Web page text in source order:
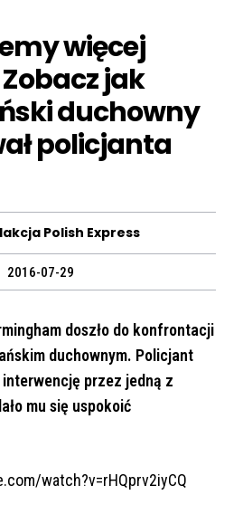
więcej
jak
duchowny
policjanta
Polish Express
2016-07-29
doszło do konfrontacji
duchownym. Policjant
przez jedną z
mu się uspokoić
watch?v=rHQprv2iyCQ